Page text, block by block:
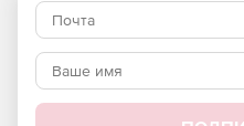
вымогателей, фильтрация
Отмеченные наградами
обнаружения дополняются
(эвристическим) анализом,
неизвестные вредоносные